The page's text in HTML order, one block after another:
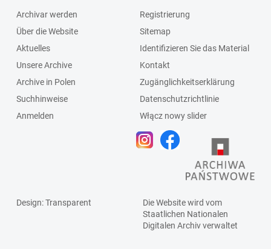
Archivar werden
Über die Website
Aktuelles
Unsere Archive
Archive in Polen
Suchhinweise
Anmelden
Registrierung
Sitemap
Identifizieren Sie das Material
Kontakt
Zugänglichkeitserklärung
Datenschutzrichtlinie
Włącz nowy slider
Design: Transparent
Die Website wird vom
Staatlichen Nationalen
Digitalen Archivverwaltet